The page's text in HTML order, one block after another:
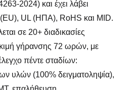
2024) και έχει λάβει
(EU), UL (ΗΠΑ), RoHS και MID.
σε 20+ διαδικασίες
γήρανσης 72 ωρών, με
πέντε σταδίων:
υλών (100% δειγματοληψία),